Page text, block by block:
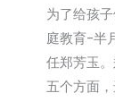
为了给孩
庭教育-半
任郑芳玉
五个方面